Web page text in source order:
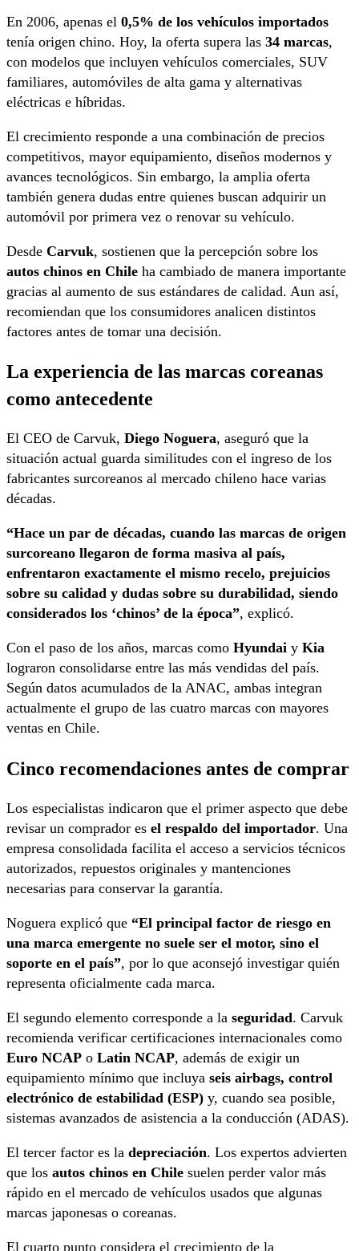
En 2006, apenas el 0,5% de los vehículos importados
tenía origen chino. Hoy, la oferta supera las 34 marcas,
con modelos que incluyen vehículos comerciales, SUV
familiares, automóviles de alta gama y alternativas
eléctricas e híbridas.
El crecimiento responde a una combinación de precios
competitivos, mayor equipamiento, diseños modernos y
avances tecnológicos. Sin embargo, la amplia oferta
también genera dudas entre quienes buscan adquirir un
automóvil por primera vez o renovar su vehículo.
Desde Carvuk, sostienen que la percepción sobre los
autos chinos en Chile ha cambiado de manera importante
gracias al aumento de sus estándares de calidad. Aun así,
recomiendan que los consumidores analicen distintos
factores antes de tomar una decisión.
La experiencia de las marcas coreanas
como antecedente
El CEO de Carvuk, Diego Noguera, aseguró que la
situación actual guarda similitudes con el ingreso de los
fabricantes surcoreanos al mercado chileno hace varias
décadas.
“Hace un par de décadas, cuando las marcas de origen
surcoreano llegaron de forma masiva al país,
enfrentaron exactamente el mismo recelo, prejuicios
sobre su calidad y dudas sobre su durabilidad, siendo
considerados los ‘chinos’ de la época”, explicó.
Con el paso de los años, marcas como Hyundai y Kia
lograron consolidarse entre las más vendidas del país.
Según datos acumulados de la ANAC, ambas integran
actualmente el grupo de las cuatro marcas con mayores
ventas en Chile.
Cinco recomendaciones antes de comprar
Los especialistas indicaron que el primer aspecto que debe
revisar un comprador es el respaldo del importador. Una
empresa consolidada facilita el acceso a servicios técnicos
autorizados, repuestos originales y mantenciones
necesarias para conservar la garantía.
Noguera explicó que “El principal factor de riesgo en
una marca emergente no suele ser el motor, sino el
soporte en el país”, por lo que aconsejó investigar quién
representa oficialmente cada marca.
El segundo elemento corresponde a la seguridad. Carvuk
recomienda verificar certificaciones internacionales como
Euro NCAP o Latin NCAP, además de exigir un
equipamiento mínimo que incluya seis airbags, control
electrónico de estabilidad (ESP) y, cuando sea posible,
sistemas avanzados de asistencia a la conducción (ADAS).
El tercer factor es la depreciación. Los expertos advierten
que los autos chinos en Chile suelen perder valor más
rápido en el mercado de vehículos usados que algunas
marcas japonesas o coreanas.
El cuarto punto considera el crecimiento de la